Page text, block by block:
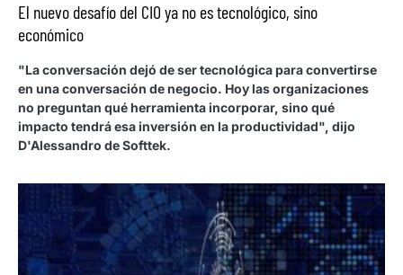
El nuevo desafío del CIO ya no es tecnológico, sino
económico
"La conversación dejó de ser tecnológica para convertirse
en una conversación de negocio. Hoy las organizaciones
no preguntan qué herramienta incorporar, sino qué
impacto tendrá esa inversión en la productividad", dijo
D'Alessandro de Softtek.